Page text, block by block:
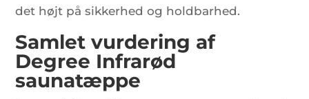
det højt på sikkerhed og holdbarhed.
Samlet vurdering af
Degree Infrarød
saunatæppe